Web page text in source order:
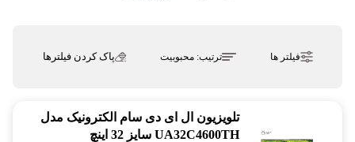
فیلتر ها ترتیب:محبوبیت پاک کردن فیلترها
تلویزیون ال ای دی سام الکترونیک مدل
UA32C4600TH سایز 32 اینچ